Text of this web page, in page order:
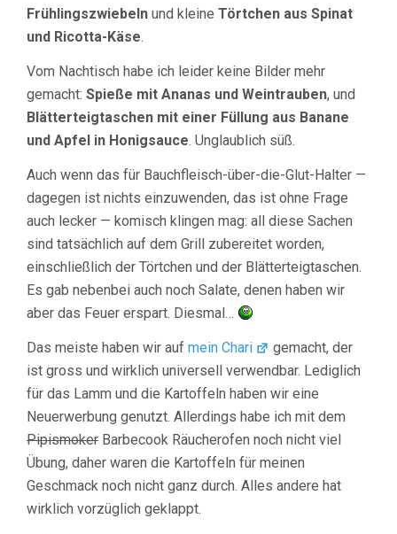
Frühlingszwiebeln und kleine Törtchen aus Spinat
und Ricotta-Käse.
Vom Nachtisch habe ich leider keine Bilder mehr
gemacht: Spieße mit Ananas und Weintrauben, und
Blätterteigtaschen mit einer Füllung aus Banane
und Apfel in Honigsauce. Unglaublich süß.
Auch wenn das für Bauchfleisch-über-die-Glut-Halter —
dagegen ist nichts einzuwenden, das ist ohne Frage
auch lecker — komisch klingen mag: all diese Sachen
sind tatsächlich auf dem Grill zubereitet worden,
einschließlich der Törtchen und der Blätterteigtaschen.
Es gab nebenbei auch noch Salate, denen haben wir
aber das Feuer erspart. Diesmal…
Das meiste haben wir auf mein Chari
gemacht, der
ist gross und wirklich universell verwendbar. Lediglich
für das Lamm und die Kartoffeln haben wir eine
Neuerwerbung genutzt. Allerdings habe ich mit dem
Pipismoker Barbecook Räucherofen noch nicht viel
Übung, daher waren die Kartoffeln für meinen
Geschmack noch nicht ganz durch. Alles andere hat
wirklich vorzüglich geklappt.